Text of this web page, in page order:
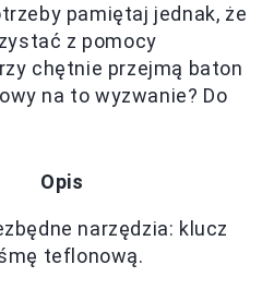
pamiętaj jednak, że
z pomocy
chętnie przejmą baton
na to wyzwanie? Do
Opis
narzędzia: klucz
teflonową.